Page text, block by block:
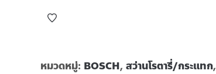
หมวดหมู่: BOSCH, สว่านโรตารี่/กระแทก,